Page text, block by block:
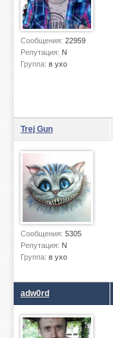
Сообщения: 22959
Репутация: N
Группа: в ухо
Trej Gun
Сообщения: 5305
Репутация: N
Группа: в ухо
adw0rd